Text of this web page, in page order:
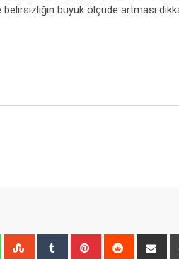
büyük ölçüde artması
WhatsappStumbleUpon
Tumblr Pinterest Reddit